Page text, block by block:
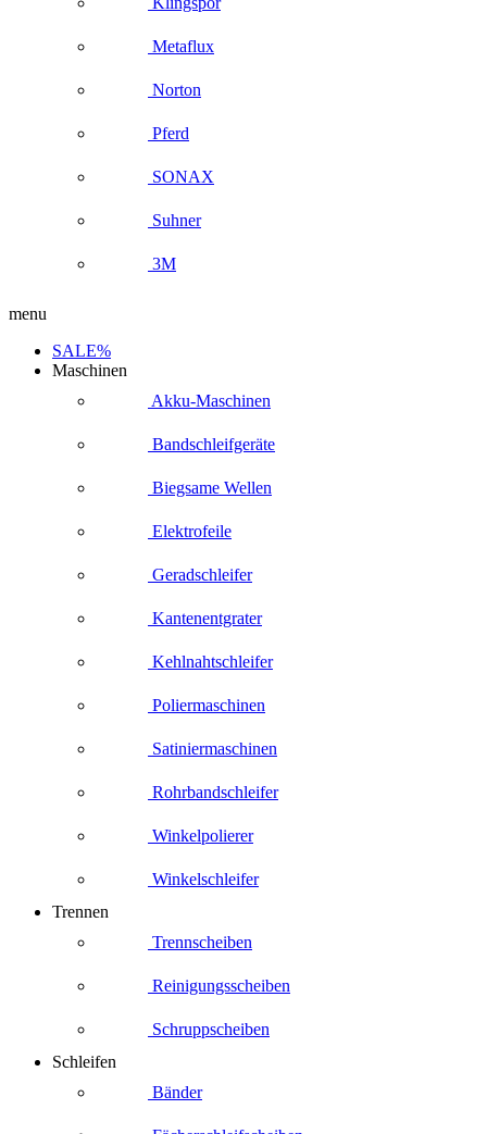
Metaflux
Norton
Pferd
SONAX
Suhner
3M
menu
SALE%
Maschinen
Akku-Maschinen
Bandschleifgeräte
Biegsame Wellen
Elektrofeile
Geradschleifer
Kantenentgrater
Kehlnahtschleifer
Poliermaschinen
Satiniermaschinen
Rohrbandschleifer
Winkelpolierer
Winkelschleifer
Trennen
Trennscheiben
Reinigungsscheiben
Schruppscheiben
Schleifen
Bänder